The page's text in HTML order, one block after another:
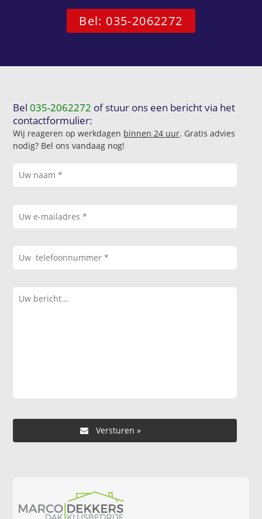
Bel: 035-2062272
Bel035-2062272 of stuur ons een bericht via het
contactformulier:
Wij reageren op werkdagen binnen 24 uur. Gratis advies
nodig? Bel ons vandaag nog!